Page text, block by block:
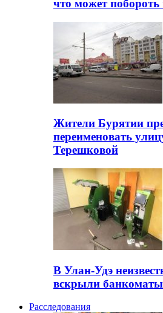
что может побороть
Жители Бурятии
переименовать
Терешковой
В Улан-Удэ
вскрыли банкоматы
Расследования